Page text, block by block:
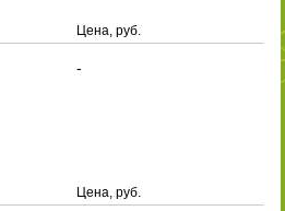
Цена, руб.
-
Цена, руб.